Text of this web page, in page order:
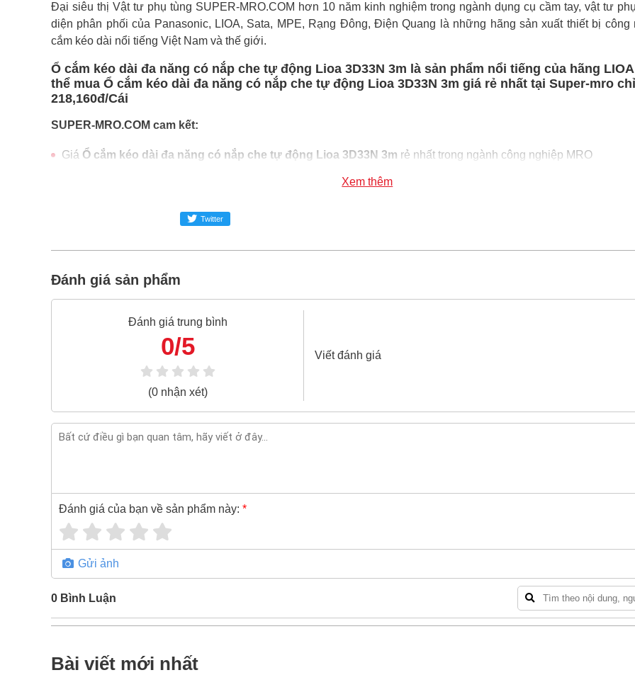
Đại siêu thị Vật tư phụ tùng SUPER-MRO.COM hơn 10 năm kinh nghiệm trong ngành dụng cụ cầm tay, vật tư
diện phân phối của Panasonic, LIOA, Sata, MPE, Rạng Đông, Điện Quang là những hãng sản xuất thiết bị công
cắm kéo dài nổi tiếng Việt Nam và thế giới.
Ổ cắm kéo dài đa năng có nắp che tự động Lioa 3D33N 3m là sản phẩm nổi tiếng của hãng
thể mua Ổ cắm kéo dài đa năng có nắp che tự động Lioa 3D33N 3m giá rẻ nhất tại Super-mro
218,160đ/Cái
SUPER-MRO.COM cam kết:
Giá Ổ cắm kéo dài đa năng có nắp che tự động Lioa 3D33N 3m rẻ nhất trong ngành công nghiệp MRO
Ổ cắm kéo dài đa năng có nắp che tự động Lioa 3D33N 3m100% chính hãng
Bao 1 đổi 1 trong 24 giờ
Nếu bạn cần thêm thông tin củaỔ cắm kéo dài đa năng có nắp che tự động Lioa 3D33N 3mxin vui lòng liên
024.2224.8888
hoặc zalo -
Xem thêm
Twitter
Đánh giá sản phẩm
Đánh giá trung bình
0/5
(0 nhận xét)
Viết đánh giá
Đánh giá của bạn về sản phẩm này: *
Gửi ảnh
0 Bình Luận
Bài viết mới nhất